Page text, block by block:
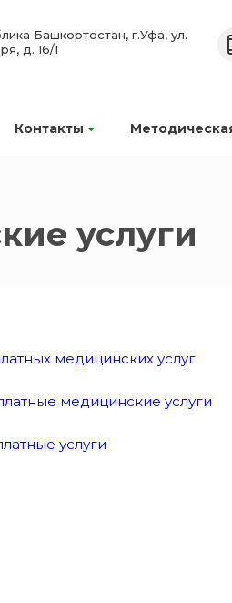
Контакты
Башкортостан, г.Уфа, ул.
д. 16/1
услуги
медицинских услуг
медицинские услуги
услуги